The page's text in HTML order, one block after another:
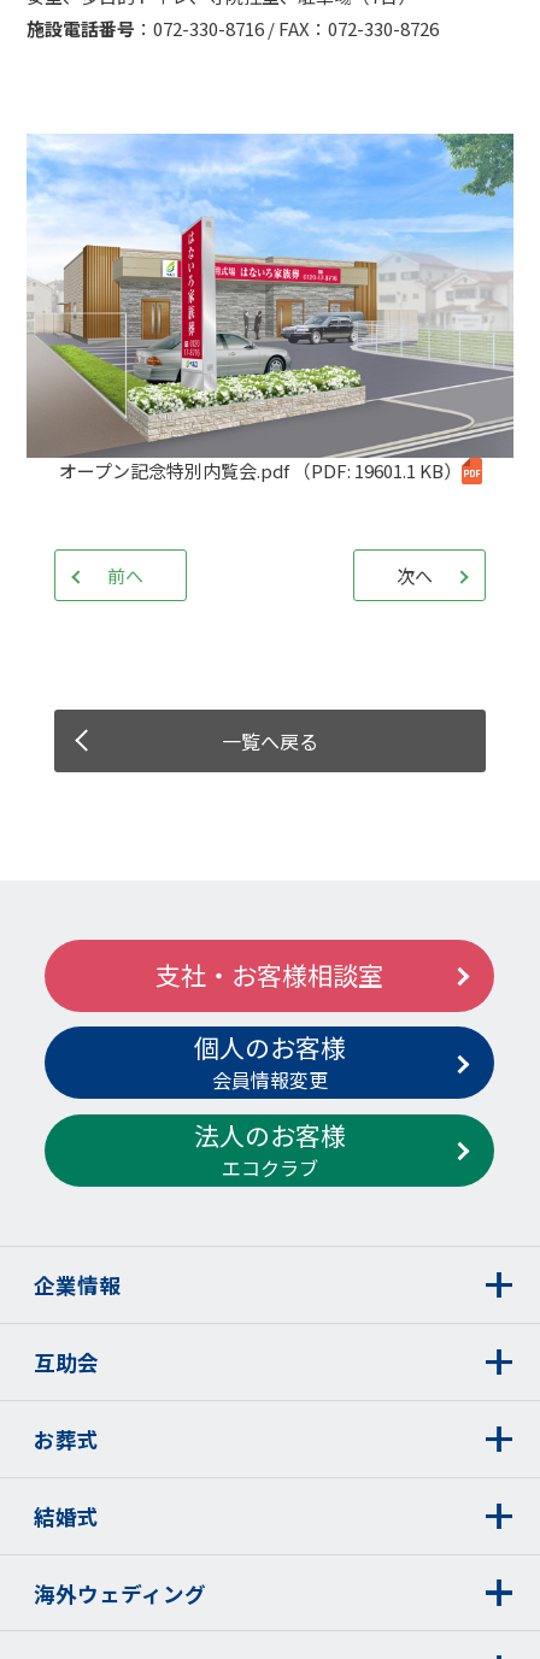
施設電話番号 ：072-330-8716 / FAX：072-330-8726
オープン記念特別内覧会.pdf（PDF: 19601.1 KB）
前へ 次へ
一覧へ戻る
支社・お客様相談室
個人のお客様
会員情報変更
法人のお客様
エコクラブ
企業情報
互助会
お葬式
結婚式
海外ウェディング